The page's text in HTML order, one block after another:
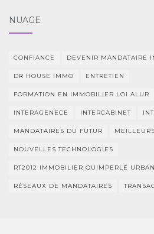
NUAGE
CONFIANCE DEVENIR MANDATAIRE
DR HOUSE IMMO ENTRETIEN
FORMATION EN IMMOBILIER LOI ALUR
INTERAGENECE INTERCABINET
MANDATAIRES DU FUTUR
NOUVELLES TECHNOLOGIES
RT2012 IMMOBILIER QUIMPERLÉ
RÉSEAUX DE MANDATAIRES